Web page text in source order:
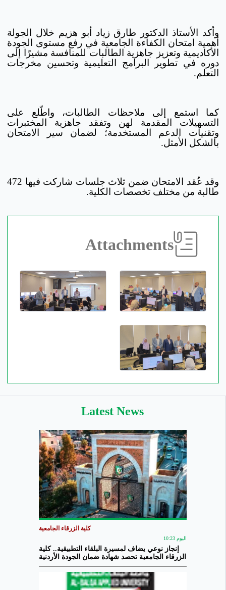
وأكد الأستاذ الدكتور طارق زياد أبو هزيم خلال الجولة
أهمية امتحان الكفاءة الجامعية في رفع مستوى الجودة
الأكاديمية وتعزيز جاهزية الطالبات للمنافسة مشيرًا إلى
دوره في تطوير البرامج التعليمية وتحسين مخرجات
التعلم.
كما استمع إلى ملاحظات الطالبات، واطّلع على
التسهيلات المقدمة لهن وتفقد جاهزية المختبرات
وتقنيات الدعم المستخدمة؛ لضمان سير الامتحان
بالشكل الأمثل.
وقد عُقد الامتحان ضمن ثلاث جلسات شاركت فيها 472
طالبة من مختلف تخصصات الكلية.
Attachments
Latest News
كلية الزرقاء الجامعية
اليوم 10:23
إنجاز نوعي يضاف لمسيرة البلقاء التطبيقية.. كلية
الزرقاء الجامعية تحصد شهادة ضمان الجودة الأردنية